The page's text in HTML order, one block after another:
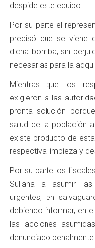
despide este equipo.
Por su parte el
precisó que se viene
dicha bomba, sin
necesarias para la
Mientras que los
exigieron a las
pronta solución
salud de la población
existe producto de
respectiva limpieza y
Por su parte los
Sullana a asumir
urgentes, en
debiendo informar, en
las acciones
denunciado penalmente.